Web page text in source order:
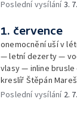
Poslední vysílání3.
1. července
onemocnění uší v
— letní dezerty —
vlasy — inline
kreslíř Štěpán Mareš
Poslední vysílání 2.